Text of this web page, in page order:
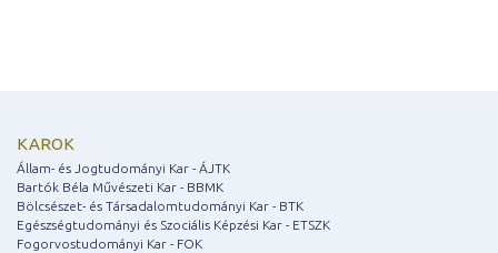
KAROK
Állam- és Jogtudományi Kar - ÁJTK
Bartók Béla Művészeti Kar - BBMK
Bölcsészet- és Társadalomtudományi Kar - BTK
Egészségtudományi és Szociális Képzési Kar - ETSZK
Fogorvostudományi Kar - FOK